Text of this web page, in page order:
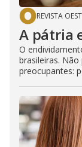
REVISTA
A pátria
O
brasileiras.
preocupantes: